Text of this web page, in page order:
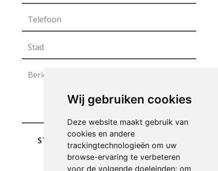
Wij gebruiken cookies
Deze website maakt gebruik van
cookies en andere
trackingtechnologieën om uw
browse-ervaring te verbeteren
voor de volgende doeleinden: om
STUREN